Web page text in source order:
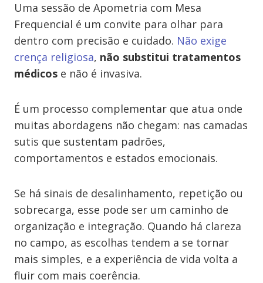
Uma sessão de Apometria com Mesa
Frequencial é um convite para olhar para
dentro com precisão e cuidado. Não exige
crença religiosa, não substitui tratamentos
médicos e não é invasiva.
É um processo complementar que atua onde
muitas abordagens não chegam: nas camadas
sutis que sustentam padrões,
comportamentos e estados emocionais.
Se há sinais de desalinhamento, repetição ou
sobrecarga, esse pode ser um caminho de
organização e integração. Quando há clareza
no campo, as escolhas tendem a se tornar
mais simples, e a experiência de vida volta a
fluir com mais coerência.